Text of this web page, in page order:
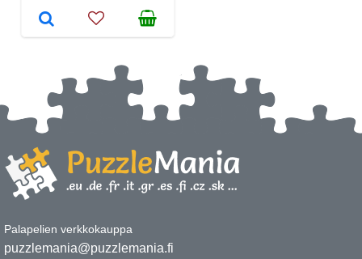
Palapelien verkkokauppa
puzzlemania@puzzlemania.fi